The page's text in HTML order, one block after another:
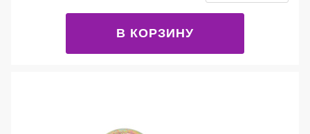
В КОРЗИНУ